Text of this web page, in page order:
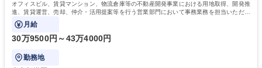
オフィスビル、賃貸マンション、物流倉庫等の不動産開発事業における用地取得、開発推
進、賃貸運営、売却、仲介・活用提案等を行う営業部門において事務業務を担当いただき
ます。
月給
30万9500円～43万4000円
勤務地